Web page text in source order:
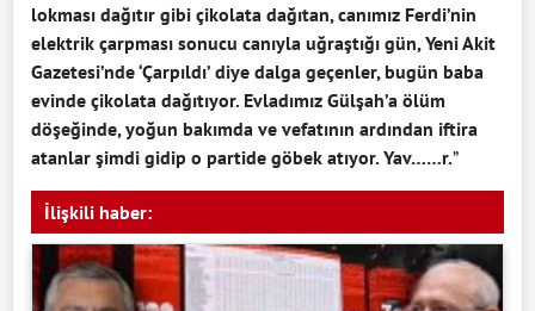
lokması dağıtır gibi çikolata dağıtan, canımız Ferdi’nin
elektrik çarpması sonucu canıyla uğraştığı gün, Yeni Akit
Gazetesi’nde ‘Çarpıldı’ diye dalga geçenler, bugün baba
evinde çikolata dağıtıyor. Evladımız Gülşah’a ölüm
döşeğinde, yoğun bakımda ve vefatının ardından iftira
atanlar şimdi gidip o partide göbek atıyor. Yav……r.”
İlişkili haber: